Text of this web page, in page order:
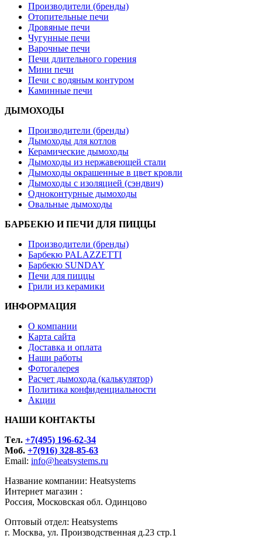
Производители (бренды)
Отопительные печи
Дровяные печи
Чугунные печи
Варочные печи
Печи длительного горения
Мини печи
Печи с водяным контуром
Каминные печи
ДЫМОХОДЫ
Производители (бренды)
Дымоходы для котлов
Керамические дымоходы
Дымоходы из нержавеющей стали
Дымоходы окрашенные в цвет кровли
Дымоходы с изоляцией (сэндвич)
Одноконтурные дымоходы
Овальные дымоходы
БАРБЕКЮ И ПЕЧИ ДЛЯ ПИЦЦЫ
Производители (бренды)
Барбекю PALAZZETTI
Барбекю SUNDAY
Печи для пиццы
Грили из керамики
ИНФОРМАЦИЯ
О компании
Карта сайта
Доставка и оплата
Наши работы
Фотогалерея
Расчет дымохода (калькулятор)
Политика конфиденциальности
Акции
НАШИ КОНТАКТЫ
Tел. +7(495) 196-62-34
Моб. +7(916) 328-85-63
Email: info@heatsystems.ru
Название компании: Heatsystems
Интернет магазин :
Россия, Московская обл. Одинцово
Оптовый отдел: Heatsystems
г. Москва, ул. Производственная д.23 стр.1